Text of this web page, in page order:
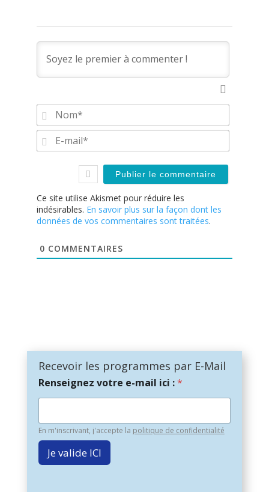
Nom*
E-
Ce site utilise Akismet pour réduire les
indésirables. En savoir plus sur la façon dont les
données de vos commentaires sont traitées.
0 COMMENTAIRES
Recevoir les programmes par E-Mail
Renseignez votre e-mail ici :*
En m'inscrivant, j'accepte la politique de confidentialité
Je valide ICI